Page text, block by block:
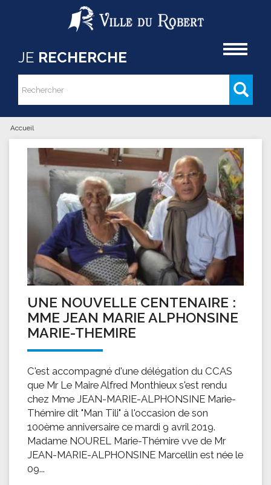
Aller au contenu principal
JE RECHERCHE
Formulaire de recherche
Rechercher
Vous êtes ici
Accueil
UNE NOUVELLE CENTENAIRE :
MME JEAN MARIE ALPHONSINE
MARIE-THEMIRE
C'est accompagné d'une délégation du CCAS
que Mr Le Maire Alfred Monthieux s'est rendu
chez Mme JEAN-MARIE-ALPHONSINE Marie-
Thémire dit "Man Tili" à l'occasion de son
100ème anniversaire ce mardi 9 avril 2019.
Madame NOUREL Marie-Thémire vve de Mr
JEAN-MARIE-ALPHONSINE Marcellin est née le
09...